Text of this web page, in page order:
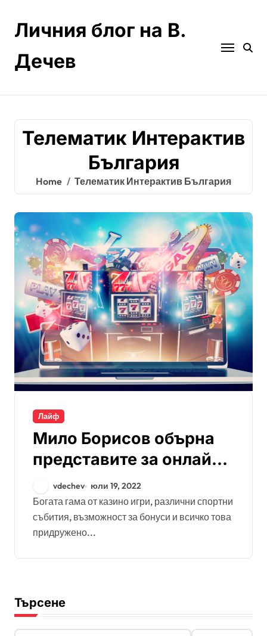
contentЛичния блог на В.
Дечев
Телематик Интерактив
България
Home Телематик Интерактив България
Лайф
Мило Борисов обърна
представите за онлайн
казино
vdechev юли 19, 2022
Богата гама от казино игри, различни спортни
събития, възможност за бонуси и всичко това
придружено...
Търсене